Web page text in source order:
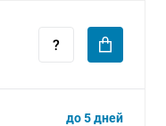
до 5 дней